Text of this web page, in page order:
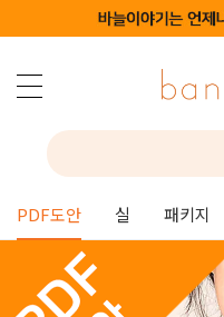
PDF도안 실 패키지